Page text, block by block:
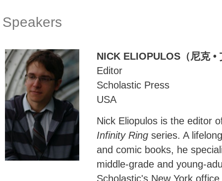
Speakers
NICK ELIOPULOS（尼克 •
Editor
Scholastic Press
USA
Nick Eliopulos is the editor
Infinity Ring series. A
and comic books, he
middle-grade and young-
Scholastic's New York